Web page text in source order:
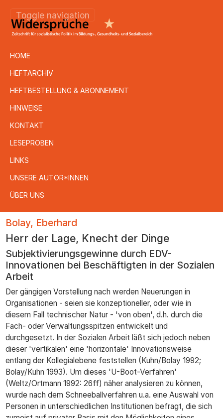
Toggle navigation
HOME
HEFTARCHIV
HEFTBESTELLUNG & ABONNEMENT
HINWEISE
KONTAKT
LESEPROBEN
LINKS
UNSERE AUTOR*INNEN
ÜBER UNS
Direkt
zum
Inhalt
Bolay, Eberhard
Herr der Lage, Knecht der Dinge
Subjektivierungsgewinne durch EDV-
Innovationen bei Beschäftigten in der Sozialen
Arbeit
Der gängigen Vorstellung nach werden Neuerungen in
Organisationen - seien sie konzeptioneller, oder wie in
diesem Fall technischer Natur - 'von oben', d.h. durch die
Fach- oder Verwaltungsspitzen entwickelt und
durchgesetzt. In der Sozialen Arbeit läßt sich jedoch neben
dieser 'vertikalen' eine 'horizontale' Innovationsweise
entlang der Kollegialebene feststellen (Kuhn/Bolay 1992;
Bolay/Kuhn 1993). Um dieses 'U-Boot-Verfahren'
(Weltz/Ortmann 1992: 26ff) näher analysieren zu können,
wurde nach dem Schneeballverfahren u.a. eine Auswahl von
Personen in unterschiedlichen Institutionen befragt, die sich